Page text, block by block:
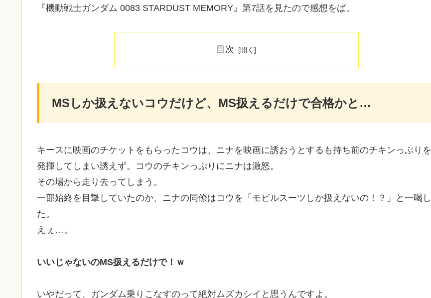
『機動戦士ガンダム 0083 STARDUST MEMORY』第7話を見たので感想をば。
目次
MSしか扱えないコウだけど、MS扱えるだけで合格かと…
キースに映画のチケットをもらったコウは、ニナを映画に誘おうとするも持ち前のチキンっぷりを
発揮してしまい誘えず。コウのチキンっぷりにニナは激怒。
その場から走り去ってしまう。
一部始終を目撃していたのか、ニナの同僚はコウを「モビルスーツしか扱えないの！？」と一喝し
た。
えぇ…。
いいじゃないのMS扱えるだけで！ｗ
いやだって、ガンダム乗りこなすのって絶対ムズカシイと思うんですよ。